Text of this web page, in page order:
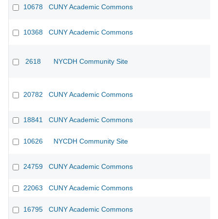
10678 CUNY Academic Commons
10368 CUNY Academic Commons
2618 NYCDH Community Site
20782 CUNY Academic Commons
18841 CUNY Academic Commons
10626 NYCDH Community Site
24759 CUNY Academic Commons
22063 CUNY Academic Commons
16795 CUNY Academic Commons